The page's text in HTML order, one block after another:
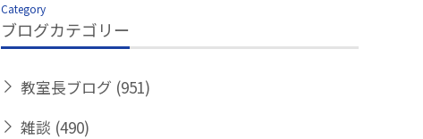
Category
ブログカテゴリー
教室長ブログ (951)
雑談 (490)